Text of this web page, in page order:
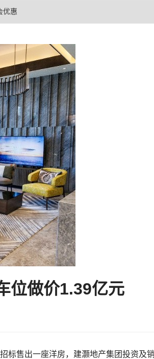
优惠
位做价1.39亿元
标售出一座洋房，建灏地产集团投资及